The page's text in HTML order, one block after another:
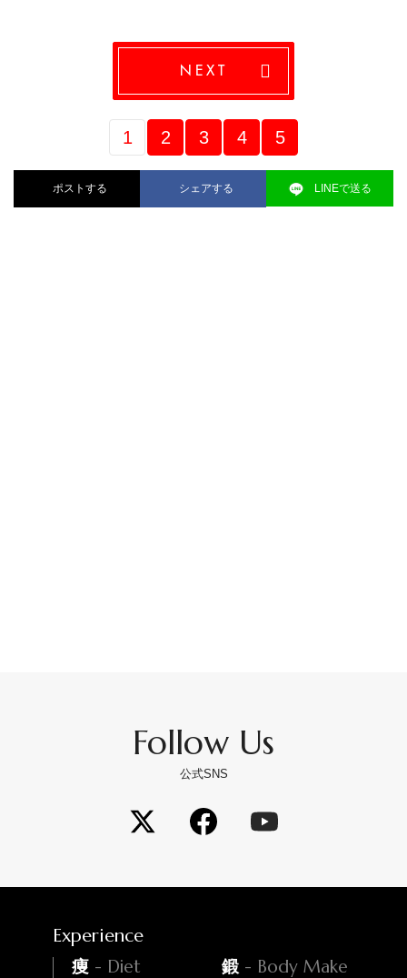
NEXT
1 2 3 4 5
ポストする シェアする LINEで送る
Follow Us
公式SNS
Experience
痩 - Diet 鍛 - Body Make